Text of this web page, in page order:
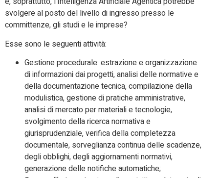
svolgere al posto del livello di ingresso presso le
committenze, gli studi e le imprese?
Esse sono le seguenti attività:
Gestione procedurale: estrazione e organizzazione
di informazioni dai progetti, analisi delle normative e
della documentazione tecnica, compilazione della
modulistica, gestione di pratiche amministrative,
analisi di mercato per materiali e tecnologie,
svolgimento della ricerca normativa e
giurisprudenziale, verifica della completezza
documentale, sorveglianza continua delle scadenze,
degli obblighi, degli aggiornamenti normativi,
generazione delle notifiche automatiche;